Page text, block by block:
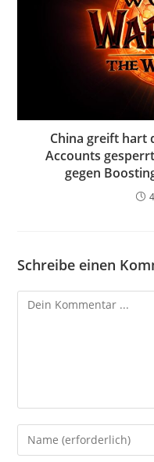
China greift hart
Accounts
gegen
Schreibe einen
Kommentieren
Gib
deinen